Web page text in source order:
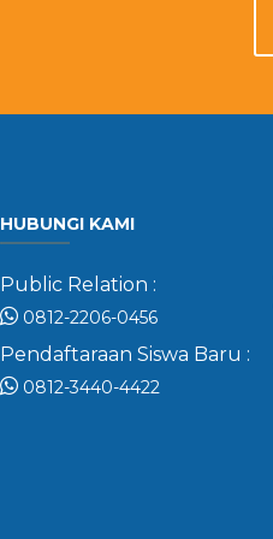
HUBUNGI KAMI
Public Relation :
0812-2206-0456
Pendaftaraan Siswa Baru :
0812-3440-4422